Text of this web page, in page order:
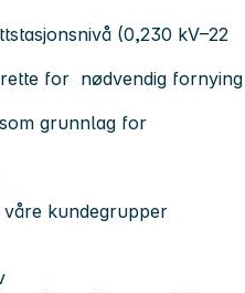
(0,230 kV–22
for nødvendig fornying
grunnlag for
kundegrupper